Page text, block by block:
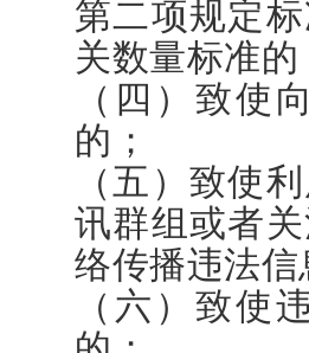
第二项规定
关数量标准的
（四）致使
的；
（五）致使
讯群组或者
络传播违法
（六）致使